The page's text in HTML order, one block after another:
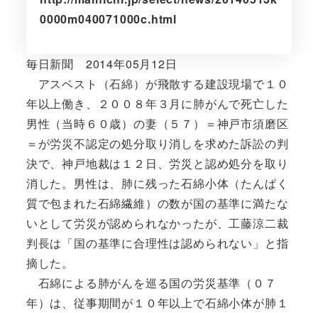
0000m040071000c.html
毎日新聞 2014年05月12日
アスベスト（石綿）が飛散する建設現場で１０
年以上働き、２００８年３月に肺がんで死亡した
男性（当時６０歳）の妻（５７）＝神戸市須磨区
＝が労災不認定の処分取り消しを求めた訴訟の判
決で、神戸地裁は１２日、労災と認め処分を取り
消した。男性は、肺に残った石綿小体（たんぱく
質で包まれた石綿繊維）の数が国の基準に満たな
いとして労災が認められなかったが、工藤涼二裁
判長は「国の基準に合理性は認められない」と指
摘した。
石綿による肺がんを巡る国の労災基準（０７
年）は、従事期間が１０年以上で石綿小体が肺１